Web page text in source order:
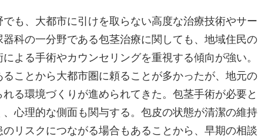
も、大都市に引けを取らない高度な治療技術やサー
科の一分野である包茎治療に関しても、地域住民の
よる手術やカウンセリングを重視する傾向が強い。
ことから大都市圏に頼ることが多かったが、地元の
る環境づくりが進められてきた。包茎手術が必要と
心理的な側面も関与する。包皮の状態が清潔の維持
リスクにつながる場合もあることから、早期の相談